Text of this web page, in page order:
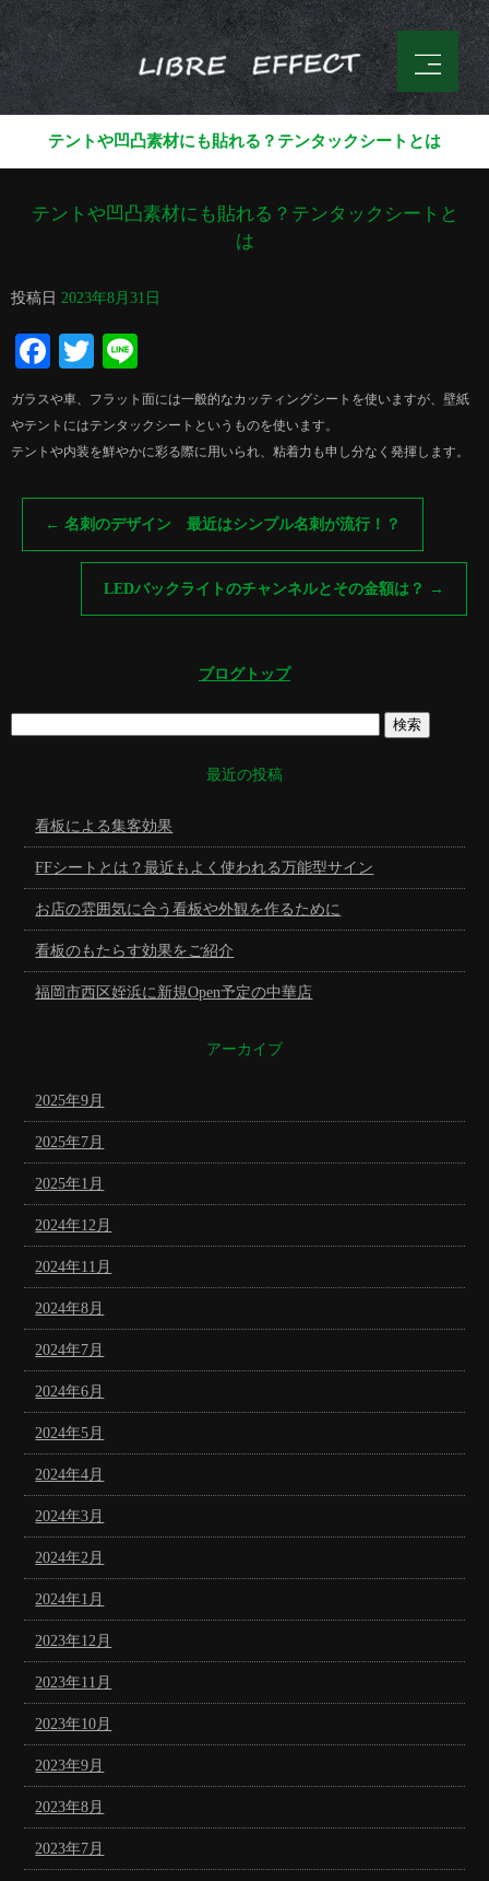
テントや凹凸素材にも貼れる？テンタックシートとは
テントや凹凸素材にも貼れる？テンタックシートと
は
投稿日 2023年8月31日
Facebook
Twitter
ガラスや車、フラット面には一般的なカッティングシートを使いますが、壁紙
やテントにはテンタックシートというものを使います。
テントや内装を鮮やかに彩る際に用いられ、粘着力も申し分なく発揮します。
← 名刺のデザイン 最近はシンプル名刺が流行！？
LEDバックライトのチャンネルとその金額は？ →
ブログトップ
最近の投稿
看板による集客効果
FFシートとは？最近もよく使われる万能型サイン
お店の雰囲気に合う看板や外観を作るために
看板のもたらす効果をご紹介
福岡市西区姪浜に新規Open予定の中華店
アーカイブ
2025年9月
2025年7月
2025年1月
2024年12月
2024年11月
2024年8月
2024年7月
2024年6月
2024年5月
2024年4月
2024年3月
2024年2月
2024年1月
2023年12月
2023年11月
2023年10月
2023年9月
2023年8月
2023年7月